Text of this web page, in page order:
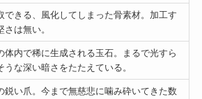
できる、風化してしまった骨素材。加工す
さは無い。
体内で稀に生成される玉石。まるで光すら
うな深い暗さをたたえている。
鋭い爪。今まで無慈悲に噛み砕いてきた数